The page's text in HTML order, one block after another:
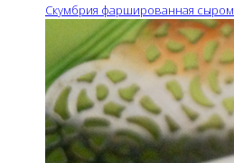
Скумбрия фаршированная сыром